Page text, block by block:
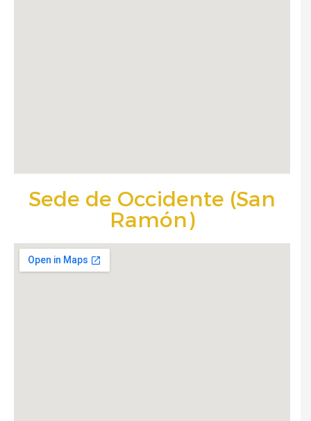
Sede de Occidente (San
Ramón)